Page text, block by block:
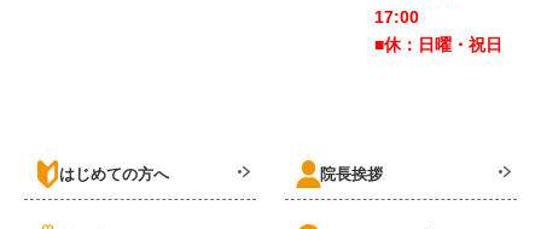
はじめての方へ 院長挨拶
17:00
■休：日曜・祝日